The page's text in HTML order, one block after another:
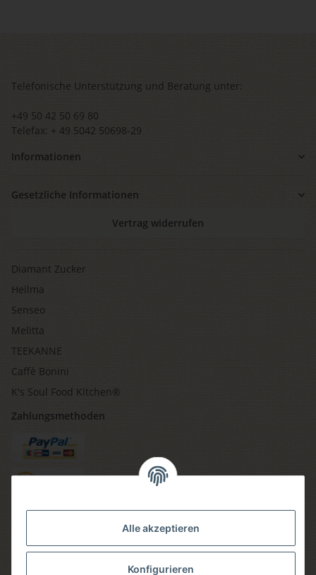
Alle akzeptieren
Konfigurieren
Telefonische Unterstützung und Beratung unter:
+49 50 42 50 69 80
Telefax: + 49 5042 50698-29
Informationen
Gesetzliche Informationen
Vertrag widerrufen
Diamant Zucker
Hellma
Senseo
Melitta
TEEKANNE
Caffè Bonini
K's Soul Food Kitchen®
Zahlungsmethoden
Versandmethoden